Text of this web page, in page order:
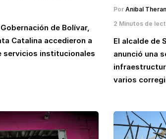
de Bolívar,
Catalina accedieron a
servicios institucionales
Por Anibal
2 Minutos de
El alcalde de
anunció una
varios